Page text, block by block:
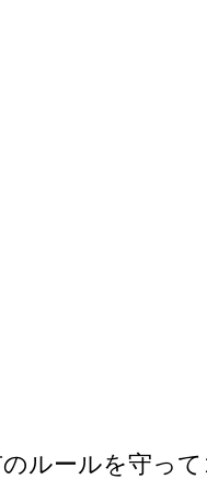
ルールを守って